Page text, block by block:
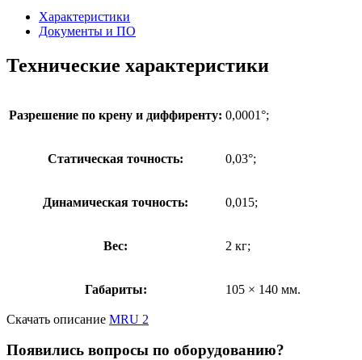
Характеристики
Документы и ПО
Технические характеристики
Разрешение по крену и диффиренту: 0,0001°;
Статическая точность: 0,03°;
Динамическая точность: 0,015;
Вес: 2 кг;
Габариты: 105 × 140 мм.
Скачать описание MRU 2
Появились вопросы по оборудованию?